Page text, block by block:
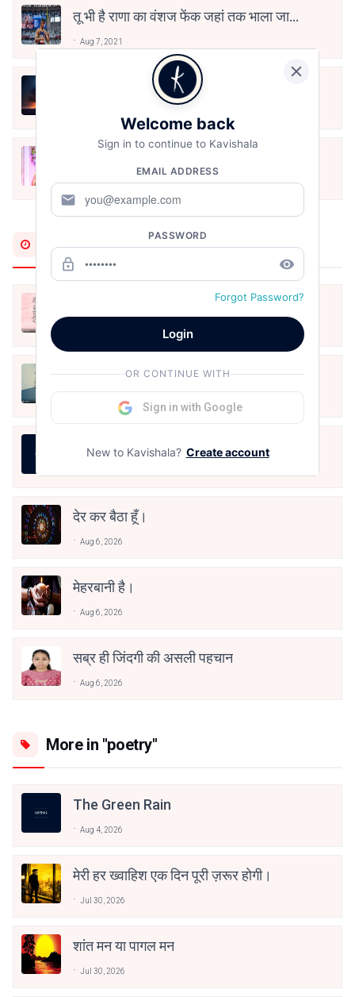
तू भी है राणा का वंशज फेंक जहां तक भाला जाए:
Aug 7, 2021
हिज्र पे ये रात भी
अनामिका अम्बर जैन
Dec 24, 2021
Most Recent
मैं पूजा का फूल हूँ
Aug 6, 2026
असली स्वाद
देर कर बैठा हूँ।
Aug 6, 2026
मेहरबानी है।
Aug 6, 2026
सब्र ही जिंदगी की असली पहचान
Aug 6, 2026
More in "poetry"
The Green Rain
Aug 4, 2026
मेरी हर ख्वाहिश एक दिन पूरी ज़रूर होगी।
Jul 30, 2026
शांत मन या पागल मन
Jul 30, 2026
Welcome back
Sign in to continue to Kavishala
EMAIL ADDRESS
mail
PASSWORD
lock_outline remove_red_eye
Forgot Password?
Login
OR CONTINUE WITH
Sign in with Google
New to Kavishala? Create account